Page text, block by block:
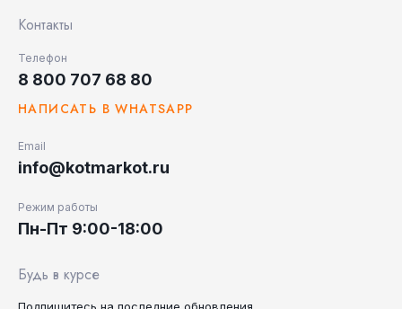
Контакты
Телефон
8 800 707 68 80
НАПИСАТЬ В WHATSAPP
Email
info@kotmarkot.ru
Режим работы
Пн-Пт 9:00-18:00
Будь в курсе